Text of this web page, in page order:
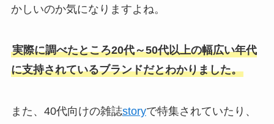
かしいのか気になりますよね。
実際に調べたところ20代～50代以上の幅広い年代
に支持されているブランドだとわかりました。
また、40代向けの雑誌storyで特集されていたり、